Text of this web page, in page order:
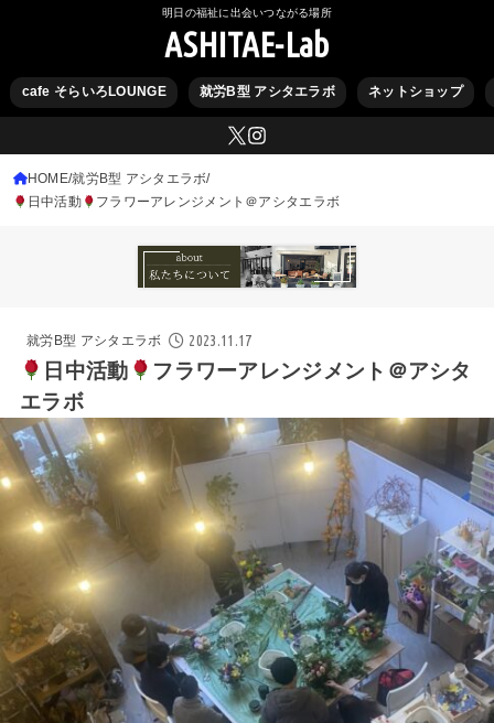
明日の福祉に出会いつながる場所
ASHITAE-Lab
cafe そらいろLOUNGE 就労B型 アシタエラボ ネットショップ
HOME 就労B型 アシタエラボ
日中活動
フラワーアレンジメント＠アシタエラボ
就労B型 アシタエラボ 2023.11.17
日中活動
フラワーアレンジメント＠アシタ
エラボ